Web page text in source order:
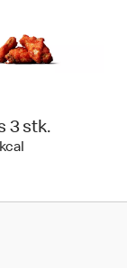
3 stk.
749 kilo joules |